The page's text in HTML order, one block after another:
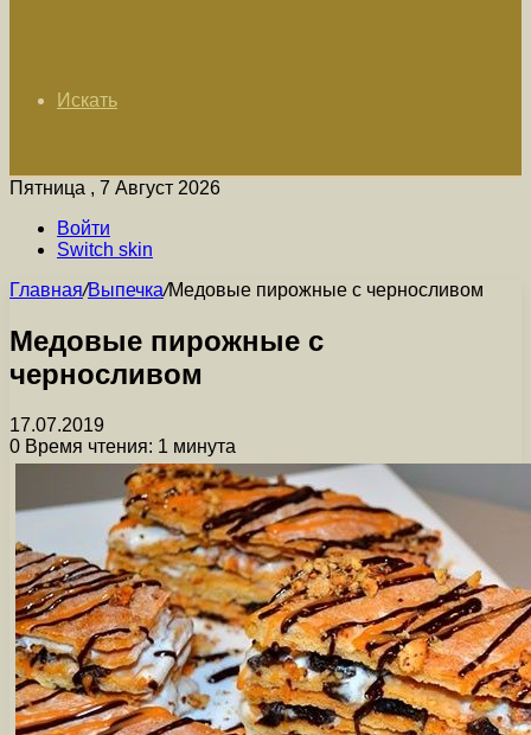
Искать
Пятница , 7 Август 2026
Войти
Switch skin
Главная/Выпечка/Медовые пирожные с черносливом
Медовые пирожные с
черносливом
17.07.2019
0 Время чтения: 1 минута